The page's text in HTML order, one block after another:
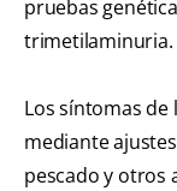
pruebas
trimetilaminuria.
Los síntomas
mediante
pescado y otros